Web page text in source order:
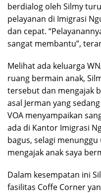
berdialog oleh Silmy
pelayanan di Imigrasi
dan cepat.
sangat membantu”,
Melihat ada keluarga
ruang bermain anak,
tersebut dan mengajak
asal Jerman yang
VOA menyampaikan
ada di Kantor Imigrasi
bagus, selagi
mengajak anak saya
Dalam kesempatan ini
fasilitas Coffe Corner